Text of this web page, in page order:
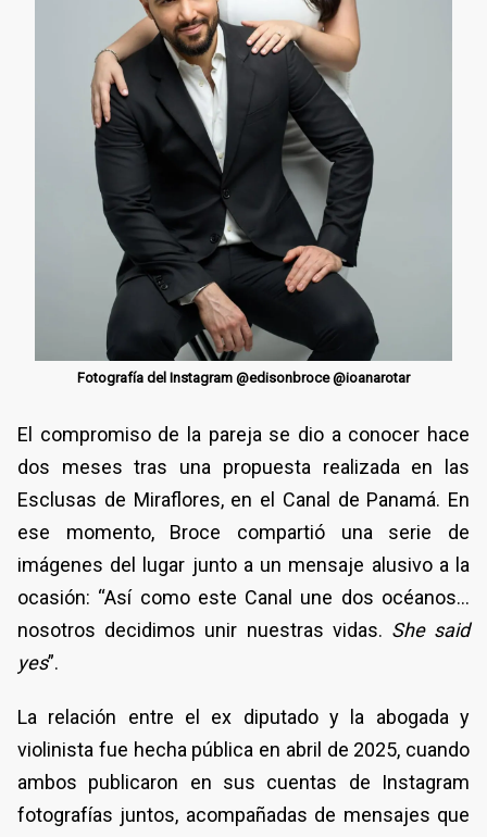
Fotografía del Instagram @edisonbroce @ioanarotar
El compromiso de la pareja se dio a conocer hace
dos meses tras una propuesta realizada en las
Esclusas de Miraflores, en el Canal de Panamá. En
ese momento, Broce compartió una serie de
imágenes del lugar junto a un mensaje alusivo a la
ocasión: “Así como este Canal une dos océanos…
nosotros decidimos unir nuestras vidas. She said
yes”.
La relación entre el ex diputado y la abogada y
violinista fue hecha pública en abril de 2025, cuando
ambos publicaron en sus cuentas de Instagram
fotografías juntos, acompañadas de mensajes que